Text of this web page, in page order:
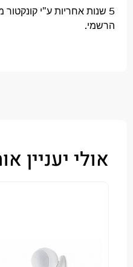
אחריות ע"י קונקטור מוצרי
יעניין אותך